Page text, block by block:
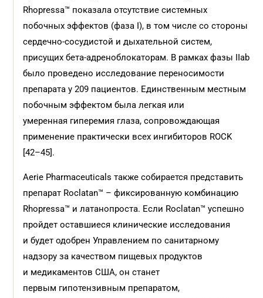
Rhopressa™ показала отсутствие системных
побочных эффектов (фаза I), в том числе со стороны
сердечно-сосудистой и дыхательной систем,
присущих бета-адреноблокаторам. В рамках фазы IIab
было проведено исследование переносимости
препарата у 209 пациентов. Единственным местным
побочным эффектом была легкая или
умеренная гиперемия глаза, сопровождающая
применение практически всех ингибиторов ROCK
[42–45].
Aerie Pharmaceuticals также собирается представить
препарат Roclatan™ – фиксированную комбинацию
Rhopressa™ и латанопроста. Если Roclatan™ успешно
пройдет оставшиеся клинические исследования
и будет одобрен Управлением по санитарному
надзору за качеством пищевых продуктов
и медикаментов США, он станет
первым гипотензивным препаратом,